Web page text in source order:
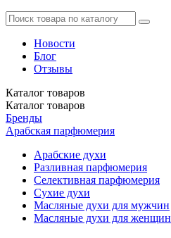
Новости
Блог
Отзывы
Каталог товаров
Каталог товаров
Бренды
Арабская парфюмерия
Арабские духи
Разливная парфюмерия
Селективная парфюмерия
Сухие духи
Масляные духи для мужчин
Масляные духи для женщин